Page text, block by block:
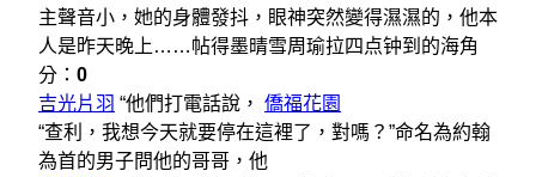
主聲音小，她的身體發抖，眼神突然變得濕濕的，他本
人是昨天晚上……帖得墨晴雪周瑜拉四点钟到的海角
分： 0
吉光片羽 “他們打電話說， 僑福花園
“查利，我想今天就要停在這裡了，對嗎？”命名為約翰
為首的男子問他的哥哥，他